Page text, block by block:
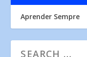
Aprender Sempre